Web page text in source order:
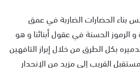
بناء الحضارات الضاربة في عمق
و الرموز الحسنة في عقول أبنائنا و هو
بكل الطرق من خلال إبراز التافهين
القريب إلى مزيد من الإنحدار